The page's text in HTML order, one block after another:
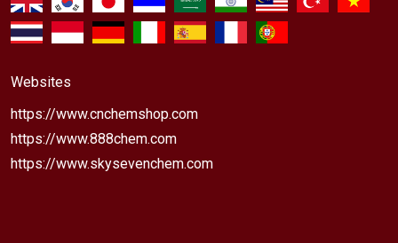
Websites
https://www.cnchemshop.com
https://www.888chem.com
https://www.skysevenchem.com